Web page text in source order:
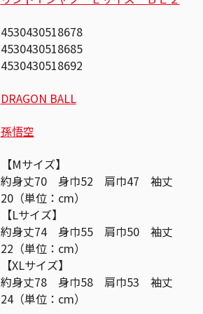
4530430518678
4530430518685
4530430518692
DRAGON BALL
孫悟空
【Mサイズ】
約身丈70 身巾52 肩巾47 袖丈
20（単位：cm）
【Lサイズ】
約身丈74 身巾55 肩巾50 袖丈
22（単位：cm）
【XLサイズ】
約身丈78 身巾58 肩巾53 袖丈
24（単位：cm）